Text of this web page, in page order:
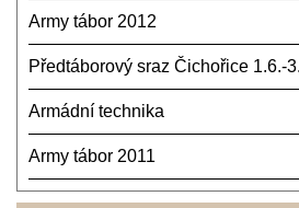
Army tábor 2012
Předtáborový sraz Čichořice 1.6.-
Armádní technika
Army tábor 2011